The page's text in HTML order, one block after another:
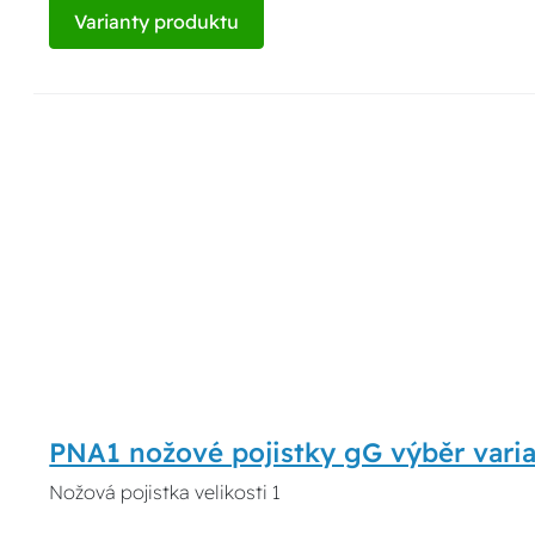
Varianty produktu
PNA1 nožové pojistky gG výběr
Nožová pojistka velikosti 1